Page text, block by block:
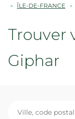
ÎLE-DE-FRANCE
Trouver
Giphar